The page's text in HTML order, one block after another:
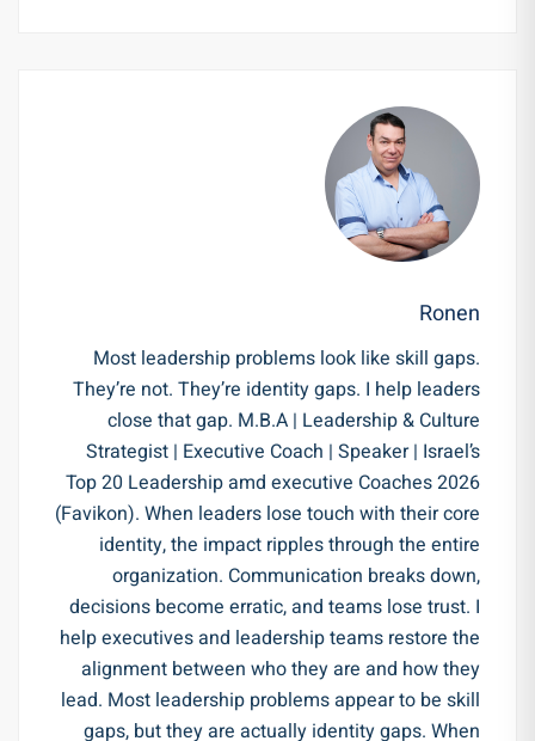
Ronen
Most leadership problems look like skill gaps.
They’re not. They’re identity gaps. I help leaders
close that gap. M.B.A | Leadership & Culture
Strategist | Executive Coach | Speaker | Israel’s
Top 20 Leadership amd executive Coaches 2026
(Favikon). When leaders lose touch with their core
identity, the impact ripples through the entire
organization. Communication breaks down,
decisions become erratic, and teams lose trust. I
help executives and leadership teams restore the
alignment between who they are and how they
lead. Most leadership problems appear to be skill
gaps, but they are actually identity gaps. When